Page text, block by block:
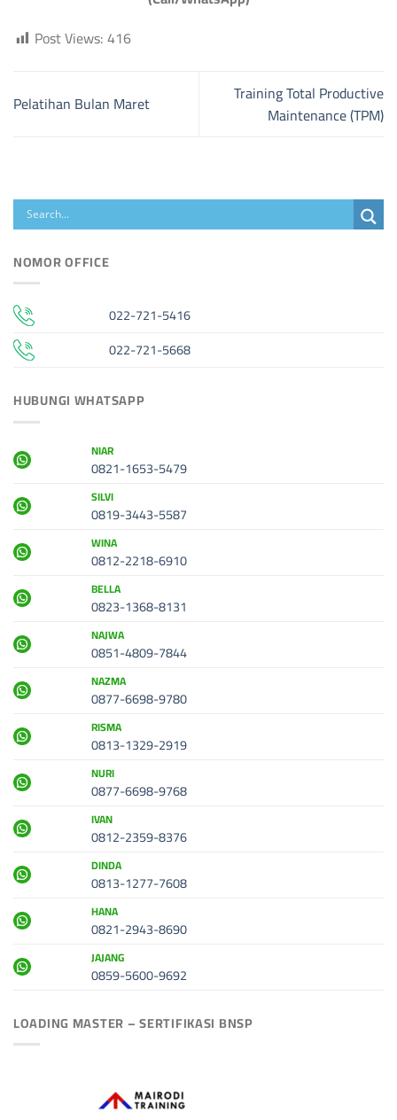
Post Views:416
Pelatihan Bulan Maret
Training Total Productive
Maintenance (TPM)
NOMOR OFFICE
022-721-5416
022-721-5668
HUBUNGI WHATSAPP
NIAR
0821-1653-5479
SILVI
0819-3443-5587
WINA
0812-2218-6910
BELLA
0823-1368-8131
NAJWA
0851-4809-7844
NAZMA
0877-6698-9780
RISMA
0813-1329-2919
NURI
0877-6698-9768
IVAN
0812-2359-8376
DINDA
0813-1277-7608
HANA
0821-2943-8690
JAJANG
0859-5600-9692
LOADING MASTER – SERTIFIKASI BNSP